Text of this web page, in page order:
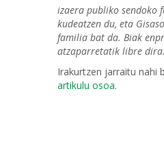
izaera publiko sendoko
kudeatzen du, eta
familia bat da. Biak
atzaparretatik libre dira.
Irakurtzen jarraitu nahi
artikulu osoa.